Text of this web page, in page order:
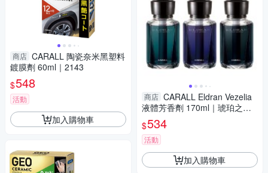
商店 CARALL 陶瓷奈米黑塑料
鍍膜劑 60ml｜2143
$548
活動
加入購物車
商店 CARALL Eldran Vezelia
液體芳香劑 170ml｜琥珀之夜
紫晶閃耀 白金浴皂
$534
活動
加入購物車